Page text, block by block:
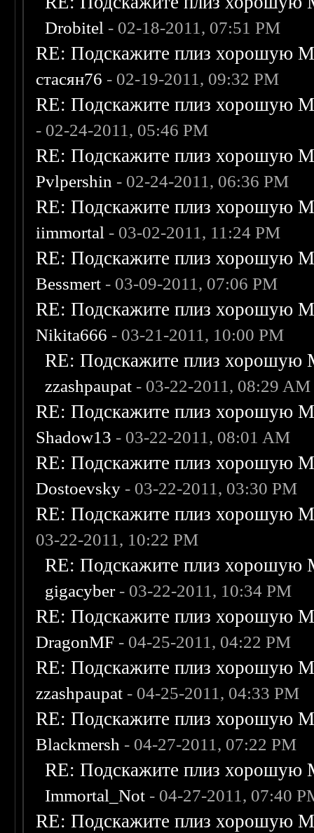
Drobitel - 02-18-2011, 07:51 PM
RE: Подскажите плиз хорошую
стасян76 - 02-19-2011, 09:32 PM
RE: Подскажите плиз хорошую
- 02-24-2011, 05:46 PM
RE: Подскажите плиз хорошую
Pvlpershin - 02-24-2011, 06:36 PM
RE: Подскажите плиз хорошую
iimmortal - 03-02-2011, 11:24 PM
RE: Подскажите плиз хорошую
Bessmert - 03-09-2011, 07:06 PM
RE: Подскажите плиз хорошую
Nikita666 - 03-21-2011, 10:00 PM
RE: Подскажите плиз хорошую
zzashpaupat - 03-22-2011, 08:29 AM
RE: Подскажите плиз хорошую
Shadow13 - 03-22-2011, 08:01 AM
RE: Подскажите плиз хорошую
Dostoevsky - 03-22-2011, 03:30 PM
RE: Подскажите плиз хорошую
03-22-2011, 10:22 PM
RE: Подскажите плиз хорошую
gigacyber- 03-22-2011, 10:34 PM
RE: Подскажите плиз хорошую
DragonMF - 04-25-2011, 04:22 PM
RE: Подскажите плиз хорошую
zzashpaupat - 04-25-2011, 04:33 PM
RE: Подскажите плиз хорошую
Blackmersh - 04-27-2011, 07:22 PM
RE: Подскажите плиз хорошую
Immortal_Not - 04-27-2011, 07:40
RE: Подскажите плиз хорошую